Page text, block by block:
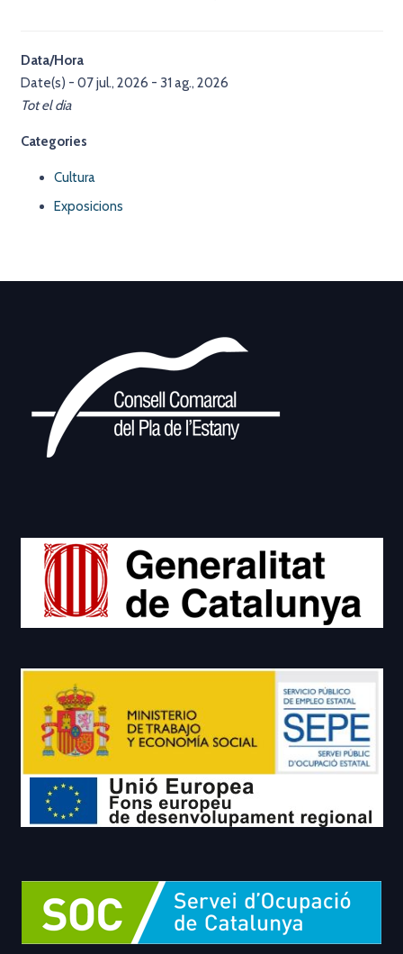
Data/Hora
Date(s) - 07 jul., 2026 - 31 ag., 2026
Tot el dia
Categories
Cultura
Exposicions